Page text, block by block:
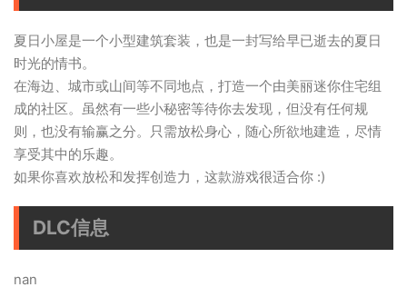
夏日小屋是一个小型建筑套装，也是一封写给早已逝去的夏日
时光的情书。
在海边、城市或山间等不同地点，打造一个由美丽迷你住宅组
成的社区。虽然有一些小秘密等待你去发现，但没有任何规
则，也没有输赢之分。只需放松身心，随心所欲地建造，尽情
享受其中的乐趣。
如果你喜欢放松和发挥创造力，这款游戏很适合你 :)
DLC信息
nan